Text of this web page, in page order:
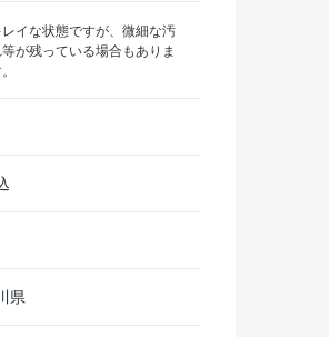
レイな状態ですが、微細な汚
が残っている場合もありま
県